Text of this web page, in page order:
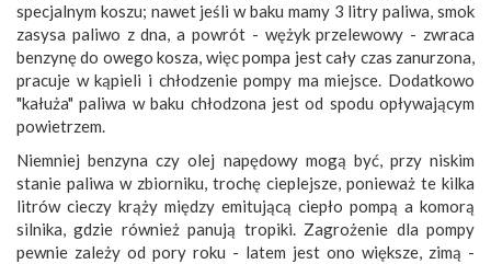
specjalnym koszu; nawet jeśli w baku mamy 3 litry paliwa, smok
zasysa paliwo z dna, a powrót - wężyk przelewowy - zwraca
benzynę do owego kosza, więc pompa jest cały czas zanurzona,
pracuje w kąpieli i chłodzenie pompy ma miejsce. Dodatkowo
"kałuża" paliwa w baku chłodzona jest od spodu opływającym
powietrzem.
Niemniej benzyna czy olej napędowy mogą być, przy niskim
stanie paliwa w zbiorniku, trochę cieplejsze, ponieważ te kilka
litrów cieczy krąży między emitującą ciepło pompą a komorą
silnika, gdzie również panują tropiki. Zagrożenie dla pompy
pewnie zależy od pory roku - latem jest ono większe, zimą -